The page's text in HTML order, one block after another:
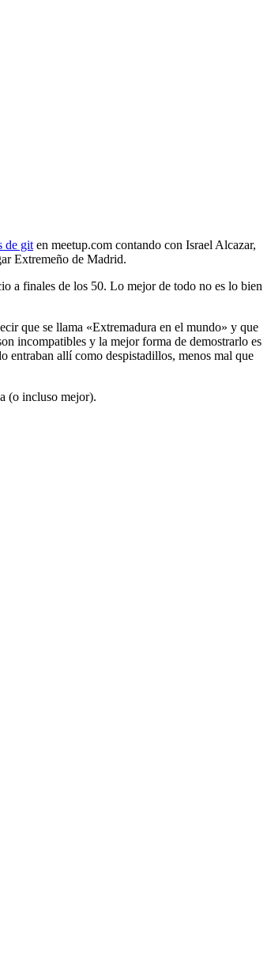
de git en meetup.com contando con Israel Alcazar,
Extremeño de Madrid.
a finales de los 50. Lo mejor de todo no es lo bien
que se llama «Extremadura en el mundo» y que
incompatibles y la mejor forma de demostrarlo es
entraban allí como despistadillos, menos mal que
(o incluso mejor).